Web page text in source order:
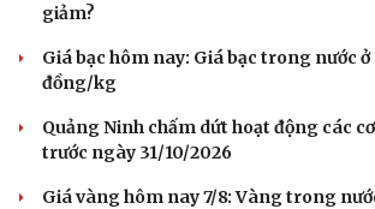
giảm?
Giá bạc hôm nay: Giá bạc trong nước
đồng/kg
Quảng Ninh chấm dứt hoạt động các
trước ngày 31/10/2026
Giá vàng hôm nay 7/8: Vàng trong